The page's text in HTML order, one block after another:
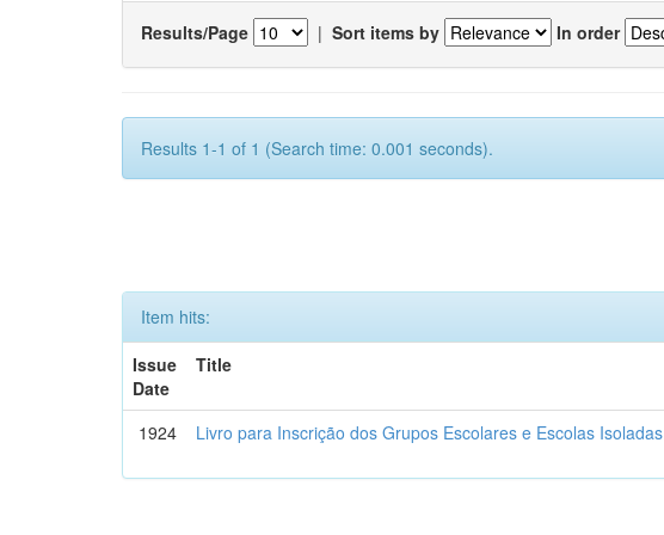
Results/Page | Sort items by In order
Results 1-1 of 1 (Search time: 0.001 seconds).
Item hits:
Issue
Date
Title
1924 Livro para Inscrição dos Grupos Escolares e Escolas Isoladas